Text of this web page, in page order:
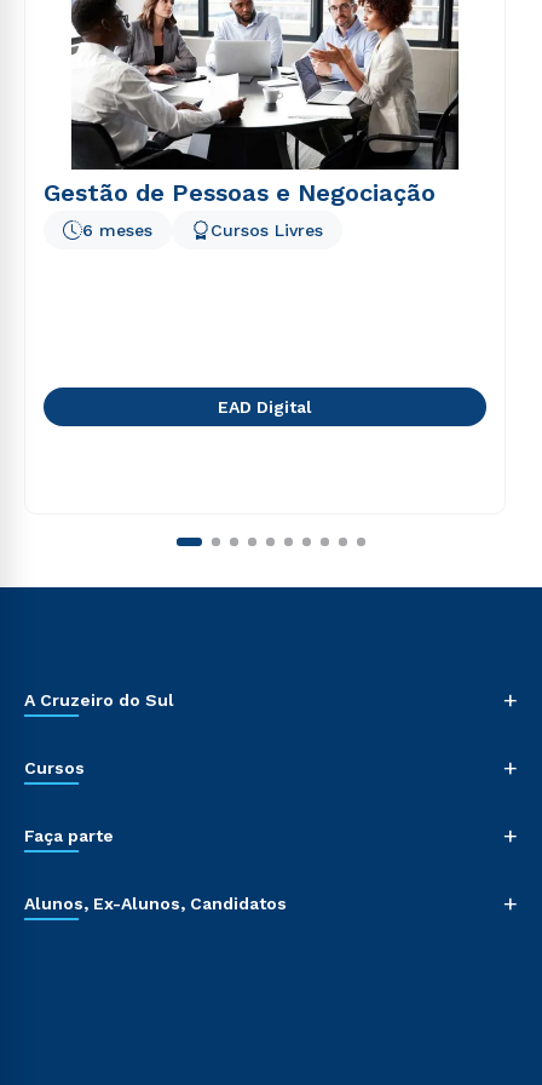
Gestão de Pessoas e Negociação
6 meses Cursos Livres
EAD Digital
A Cruzeiro do Sul +
Cursos +
Faça parte +
Alunos, Ex-Alunos, Candidatos +